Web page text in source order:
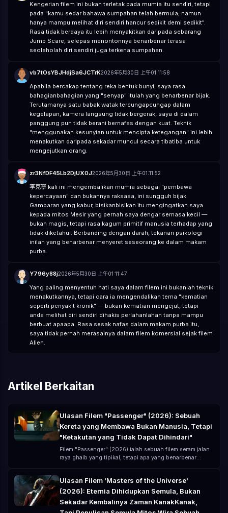
Kengerian filem ini bukan terletak pada mumia itu sendiri, tetapi
pada "kamu sedar bahawa sumpahan telah bermula, namun
hanya mampu melihat diri sendiri hancur sedikit demi sedikit".
Rasa tidak berdaya itu lebih menyakitkan daripada sebarang
Jump Scare, selepas menontonnya benarbenar terasa
seolaholah diri sendiri juga terkena sumpahan.
vb7tOsYBJHdjSa6JCTrK2026年5月30日 上午01:11:58
Apabila bercakap tentang reka bentuk bunyi, saya rasa
bahagianbahagian yang "senyap" itulah yang benarbenar bijak.
Terutamanya satu babak watak tercungapcungap dalam
kegelapan, kamera langsung tidak bergerak, saya di dalam
panggung pun tidak berani bernafas dengan kuat. Teknik
"menggunakan kesunyian untuk mencipta ketegangan" ini lebih
menakutkan daripada sekadar muncul secara tibatiba untuk
mengejutkan orang.
zr3NfDF45Lb2DjUX0J2026年5月30日 上午01:11:52
李克寧 kali ini mengembalikan mumia sebagai "pembawa
kepercayaan" dan bukannya raksasa, ini sungguh bijak.
Gambaran yang kabur, bisikanbisikan itu mengingatkan saya
kepada mitos Mesir yang pernah saya dengar semasa kecil —
bukan magis, tetapi rasa kagum primitif manusia terhadap yang
tidak diketahui. Berbanding dengan darah, tekanan psikologi
inilah yang benarbenar menyeret seseorang ke dalam makam
purba.
Y796y88j2026年5月30日 上午01:11:47
Yang paling menyentuh hati saya dalam filem ini bukanlah teknik
menakutkannya, tetapi cara ia mengendalikan tema "kematian
seperti penyakit kronik" — bukan kematian mengejut, tetapi
anda melihat diri sendiri dihakis perlahanlahan tanpa mampu
berbuat apaapa. Rasa sesak nafas dalam makam purba itu,
saya tidak pernah merasainya dalam filem komersial sejak filem
Alien.
Artikel Berkaitan
Ulasan Filem "Passenger" (2026): Sebuah
Kereta yang Membawa Bukan Manusia, Tetapi
"Ketakutan yang Tidak Dapat Dihindari"
Filem "Passenger" (2026) ialah sebuah filem seram jalan
raya ghaib yang tipikal, tetapi apa yang benarbenar
sebenarnya anda hanya "membawa bahaya bersamasama
di dalam kereta". Diarahkan oleh André Øvredal,
dibintangi oleh Jacob Scipio, Lou Llobell dan Melissa
Leo, filem ini menggunakan bajet rendah (kirakira USD 15
Ulasan Filem 'Masters of the Universe'
(2026): Eternia Dihidupkan Semula, Bukan
Sekadar Kembalinya Zaman KanakKanak,